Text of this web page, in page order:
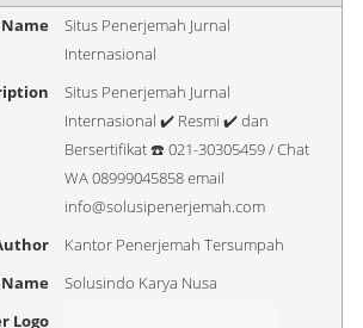
Situs Penerjemah Jurnal
Internasional
Situs Penerjemah Jurnal
Internasional ✔️ Resmi ✔️ dan
Bersertifikat ☎️ 021-30305459 / Chat
WA 08999045858 email
info@solusipenerjemah.com
Kantor Penerjemah Tersumpah
Solusindo Karya Nusa
Logo